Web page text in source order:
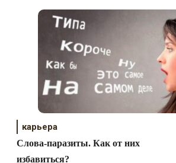
карьера
Слова-паразиты. Как от них
избавиться?